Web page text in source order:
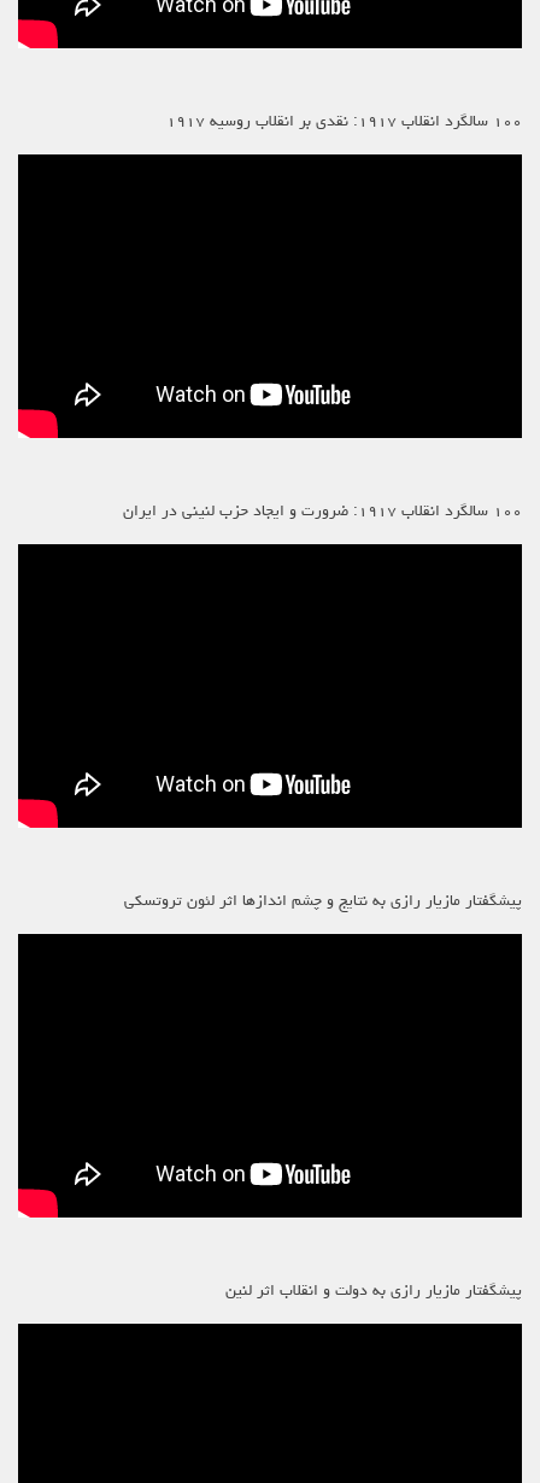
۱۰۰ سالگرد انقلاب ۱۹۱۷: نقدی بر انقلاب روسیه ۱۹۱۷
۱۰۰ سالگرد انقلاب ۱۹۱۷: ضرورت و ایجاد حزب لنینی در ایران
پیشگفتار مازیار رازی به نتایج و چشم اندازها اثر لئون تروتسکی
پیشگفتار مازیار رازی به دولت و انقلاب اثر لنین